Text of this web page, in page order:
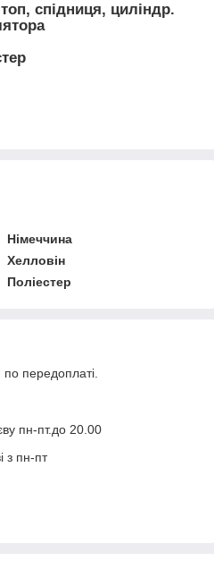
топ, спідниця, циліндр.
Німеччина
Хелловін
Поліестер
по передоплаті.
пн-пт.до 20.00
з пн-пт